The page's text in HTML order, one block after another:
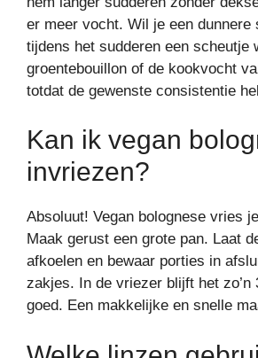
er meer vocht. Wil je een dunnere
tijdens het sudderen een scheutje
groentebouillon of de kookvocht
totdat de gewenste consistentie
Kan ik vegan
invriezen?
Absoluut! Vegan bolognese vries
Maak gerust een grote pan. Laat
afkoelen en bewaar porties in
zakjes. In de vriezer blijft het zo’n
goed. Een makkelijke en snelle